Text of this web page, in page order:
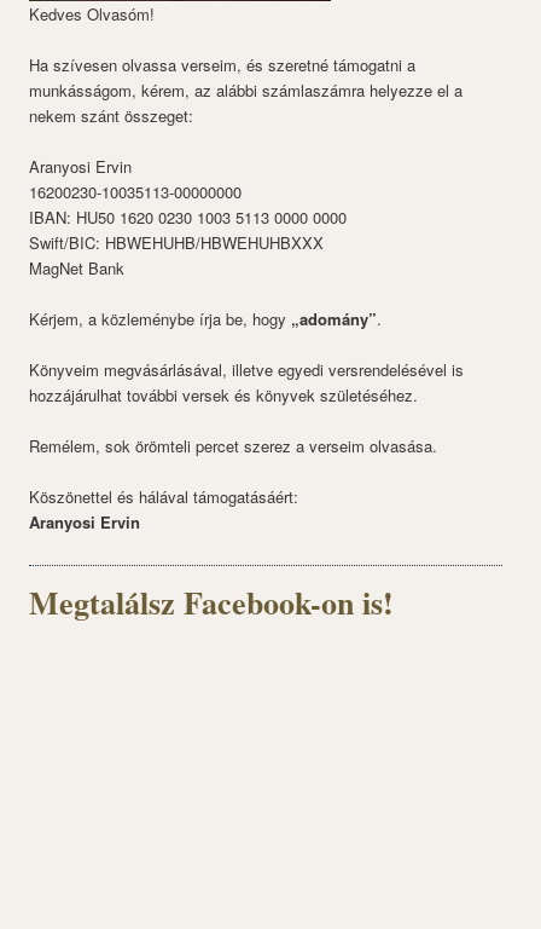
Kedves Olvasóm!
Ha szívesen olvassa verseim, és szeretné támogatni a
munkásságom, kérem, az alábbi számlaszámra helyezze el a
nekem szánt összeget:
Aranyosi Ervin
16200230-10035113-00000000
IBAN: HU50 1620 0230 1003 5113 0000 0000
Swift/BIC: HBWEHUHB/HBWEHUHBXXX
MagNet Bank
Kérjem, a közleménybe írja be, hogy „adomány”.
Könyveim megvásárlásával, illetve egyedi versrendelésével is
hozzájárulhat további versek és könyvek születéséhez.
Remélem, sok örömteli percet szerez a verseim olvasása.
Köszönettel és hálával támogatásáért:
Aranyosi Ervin
Megtalálsz Facebook-on is!